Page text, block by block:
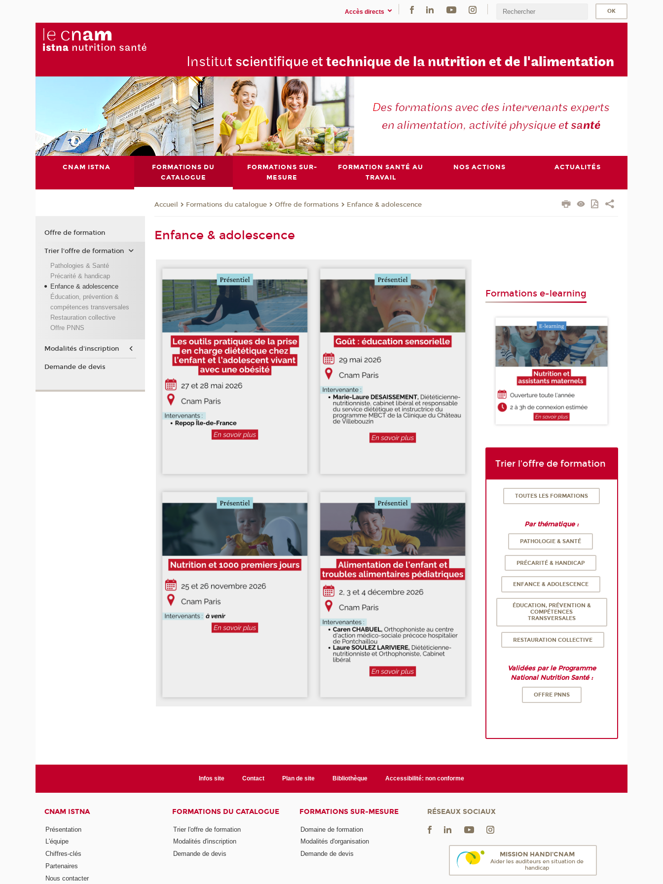
Accès directs
Institut scientifique et technique de la nutrition et de l'alimentation
CNAM ISTNA
FORMATIONS DU
CATALOGUE
FORMATIONS SUR-
MESURE
FORMATION SANTÉ AU
TRAVAIL
NOS ACTIONS ACTUALITÉS
Accueil Formations du catalogue Offre de formations Enfance & adolescence
Enfance & adolescence
Formations e-learning
Trier l'offre de formation
TOUTES LES FORMATIONS
Par thématique :
PATHOLOGIE & SANTÉ
PRÉCARITÉ & HANDICAP
ENFANCE & ADOLESCENCE
ÉDUCATION, PRÉVENTION &
COMPÉTENCES
TRANSVERSALES
RESTAURATION COLLECTIVE
Validées par le Programme
National Nutrition Santé :
OFFRE PNNS
Offre de formation
Trier l'offre de formation
Pathologies & Santé
Précarité & handicap
Enfance & adolescence
Éducation, prévention &
compétences transversales
Restauration collective
Offre PNNS
Modalités d'inscription
Demande de devis
Infos site Contact Plan de site Bibliothèque Accessibilité: non conforme
CNAM ISTNA
Présentation
L'équipe
Chiffres-clés
Partenaires
Nous contacter
FORMATIONS DU CATALOGUE
Trier l'offre de formation
Modalités d'inscription
Demande de devis
FORMATIONS SUR-MESURE
Domaine de formation
Modalités d'organisation
Demande de devis
RÉSEAUX SOCIAUX
MISSION HANDI'CNAM
Aider les auditeurs en situation de
handicap